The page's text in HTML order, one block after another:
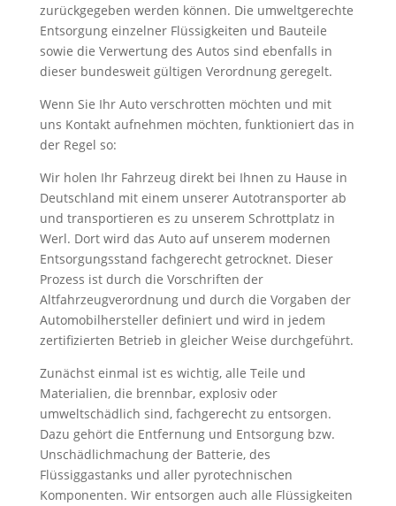
zurückgegeben werden können. Die umweltgerechte
Entsorgung einzelner Flüssigkeiten und Bauteile
sowie die Verwertung des Autos sind ebenfalls in
dieser bundesweit gültigen Verordnung geregelt.
Wenn Sie Ihr Auto verschrotten möchten und mit
uns Kontakt aufnehmen möchten, funktioniert das in
der Regel so:
Wir holen Ihr Fahrzeug direkt bei Ihnen zu Hause in
Deutschland mit einem unserer Autotransporter ab
und transportieren es zu unserem Schrottplatz in
Werl. Dort wird das Auto auf unserem modernen
Entsorgungsstand fachgerecht getrocknet. Dieser
Prozess ist durch die Vorschriften der
Altfahrzeugverordnung und durch die Vorgaben der
Automobilhersteller definiert und wird in jedem
zertifizierten Betrieb in gleicher Weise durchgeführt.
Zunächst einmal ist es wichtig, alle Teile und
Materialien, die brennbar, explosiv oder
umweltschädlich sind, fachgerecht zu entsorgen.
Dazu gehört die Entfernung und Entsorgung bzw.
Unschädlichmachung der Batterie, des
Flüssiggastanks und aller pyrotechnischen
Komponenten. Wir entsorgen auch alle Flüssigkeiten